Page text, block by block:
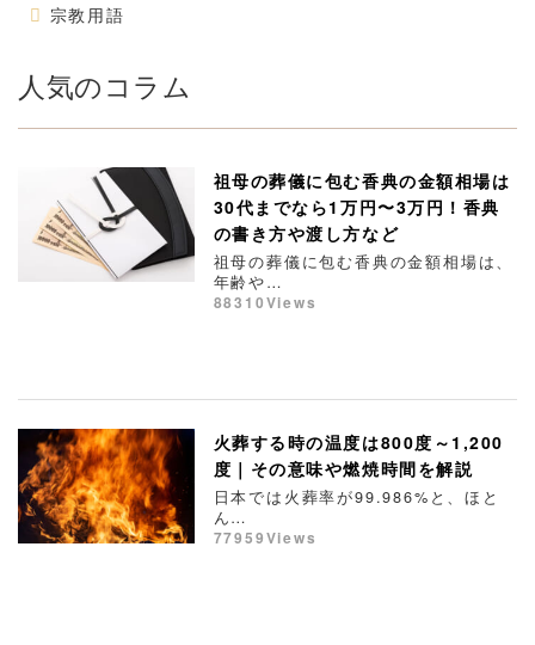
宗教用語
人気のコラム
祖母の葬儀に包む香典の金額相場は
30代までなら1万円〜3万円！香典
の書き方や渡し方など
祖母の葬儀に包む香典の金額相場は、
年齢や…
88310Views
火葬する時の温度は800度～1,200
度｜その意味や燃焼時間を解説
日本では火葬率が99.986%と、ほと
ん…
77959Views